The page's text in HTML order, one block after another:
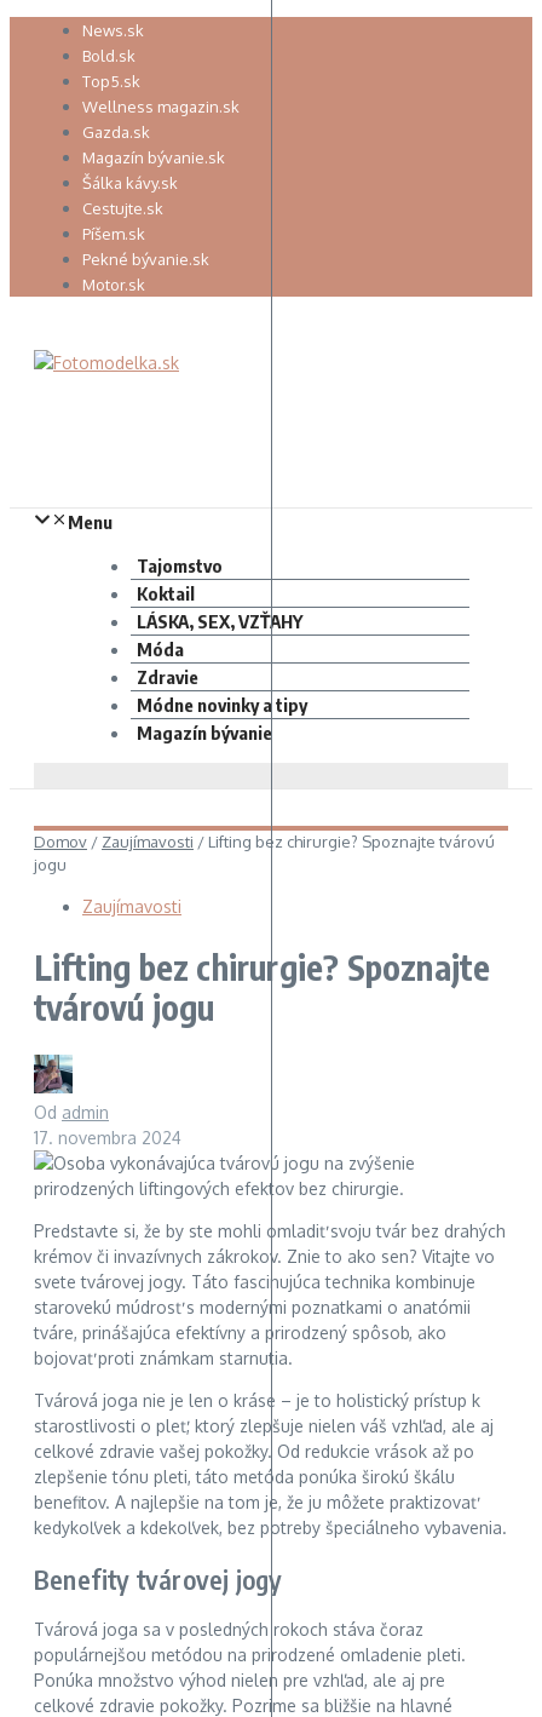
Preskočiť
News.sk
Bold.sk
Top5.sk
Wellness magazin.sk
Gazda.sk
Magazín bývanie.sk
Šálka kávy.sk
Cestujte.sk
Píšem.sk
Pekné bývanie.sk
Motor.sk
Menu
Tajomstvo
Koktail
LÁSKA, SEX, VZŤAHY
Móda
Zdravie
Módne novinky a tipy
Magazín bývanie
Domov / Zaujímavosti / Lifting bez chirurgie? Spoznajte tvárovú
jogu
Zaujímavosti
Lifting bez chirurgie? Spoznajte
tvárovú jogu
Od admin
17. novembra 2024
Predstavte si, že by ste mohli omladiť svoju tvár bez drahých
krémov či invazívnych zákrokov. Znie to ako sen? Vitajte vo
svete tvárovej jogy. Táto fascinujúca technika kombinuje
starovekú múdrosť s modernými poznatkami o anatómii
tváre, prinášajúca efektívny a prirodzený spôsob, ako
bojovať proti známkam starnutia.
Tvárová joga nie je len o kráse – je to holistický prístup k
starostlivosti o pleť, ktorý zlepšuje nielen váš vzhľad, ale aj
celkové zdravie vašej pokožky. Od redukcie vrások až po
zlepšenie tónu pleti, táto metóda ponúka širokú škálu
benefitov. A najlepšie na tom je, že ju môžete praktizovať
kedykoľvek a kdekoľvek, bez potreby špeciálneho vybavenia.
Benefity tvárovej jogy
Tvárová joga sa v posledných rokoch stáva čoraz
populárnejšou metódou na prirodzené omladenie pleti.
Ponúka množstvo výhod nielen pre vzhľad, ale aj pre
celkové zdravie pokožky. Pozrime sa bližšie na hlavné